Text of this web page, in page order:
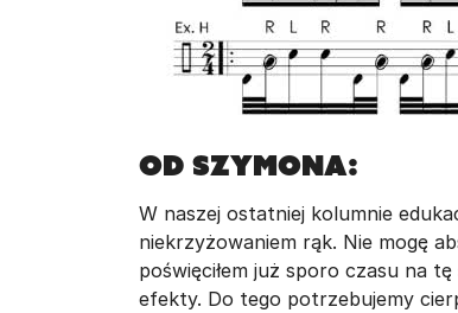
OD SZYMONA:
W naszej ostatniej kolumnie
niekrzyżowaniem rąk. Nie mogę
poświęciłem już sporo czasu na
efekty. Do tego potrzebujemy